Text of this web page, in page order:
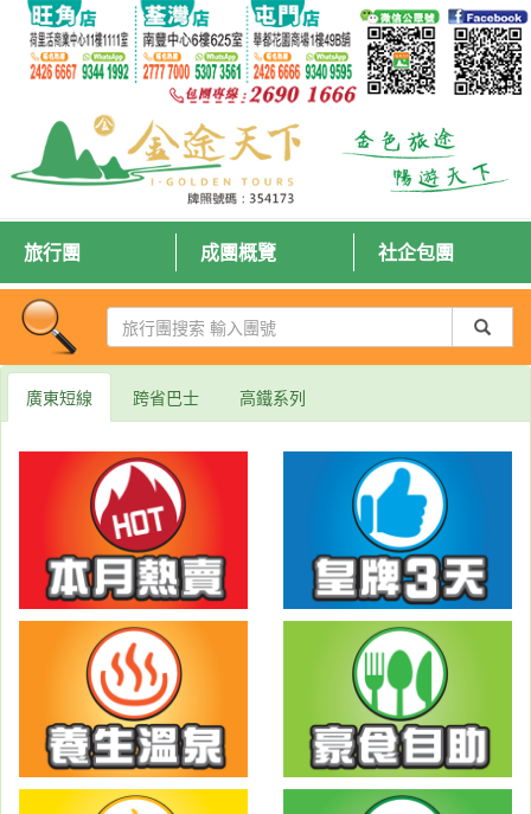
旅行團 成團概覽 社企包團
廣東短線 跨省巴士 高鐵系列